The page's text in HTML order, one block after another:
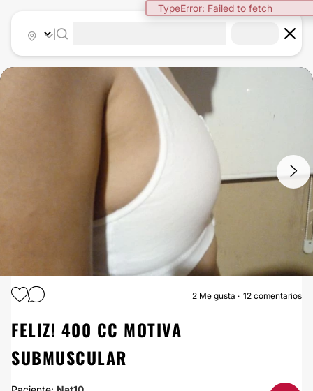
TypeError: Failed to fetch
AUMENTO MAMAS
2 Me gusta 12 comentarios
FELIZ! 400 CC MOTIVA
SUBMUSCULAR